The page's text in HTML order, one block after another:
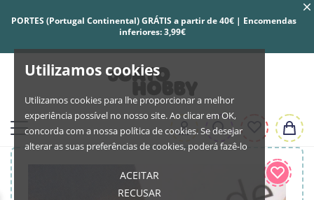
Utilizamos cookies
Utilizamos cookies para lhe proporcionar a melhor
experiência possível no nosso site. Ao clicar em OK,
concorda com a nossa política de cookies. Se desejar
alterar as suas preferências de cookies, poderá fazê-lo
ACEITAR
RECUSAR
PORTES (Portugal Continental) GRÁTIS a partir de 40€ | Encomendas
inferiores: 3,99€